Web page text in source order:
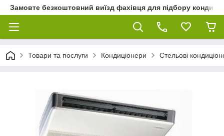
Замовте безкоштовний виїзд фахівця для підбору
Товари та послуги Кондиціонери Стельові